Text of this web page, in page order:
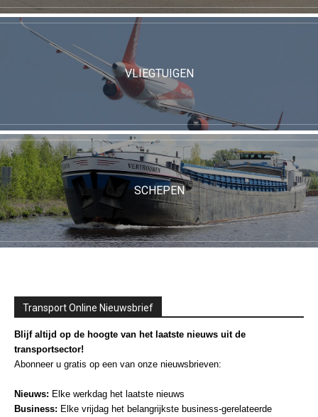
VLIEGTUIGEN
SCHEPEN
Transport Online Nieuwsbrief
Blijf altijd op de hoogte van het laatste nieuws uit de
transportsector!
Abonneer u gratis op een van onze nieuwsbrieven:
Nieuws: Elke werkdag het laatste nieuws
Business: Elke vrijdag het belangrijkste business-gerelateerde